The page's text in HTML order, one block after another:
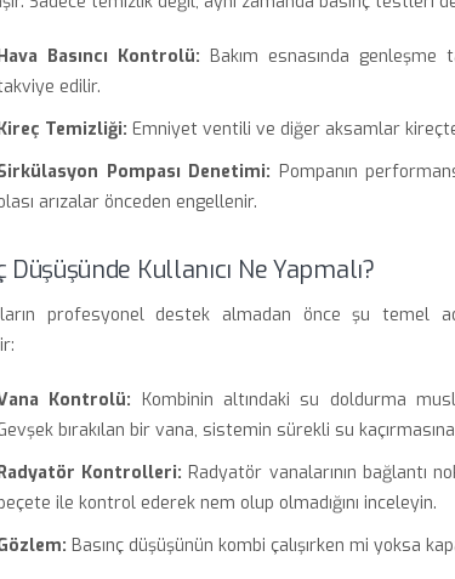
Basıncı Kontrolü: Bakım esnasında
edilir.
Temizliği: Emniyet ventili ve diğer aksamlar
Pompası Denetimi: Pompanın
arızalar önceden engellenir.
Düşüşünde Kullanıcı Ne Yapmalı?
profesyonel destek almadan önce şu temel
Kontrolü: Kombinin altındaki su doldurma
bırakılan bir vana, sistemin sürekli su
Kontrolleri: Radyatör vanalarının bağlantı
ile kontrol ederek nem olup olmadığını inceleyin.
Basınç düşüşünün kombi çalışırken mi yoksa